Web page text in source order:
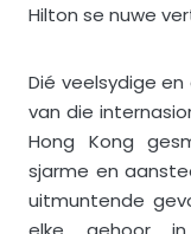
Hilton se nuwe
Dié veelsydige
van die
Hong Kong
sjarme en
uitmuntende